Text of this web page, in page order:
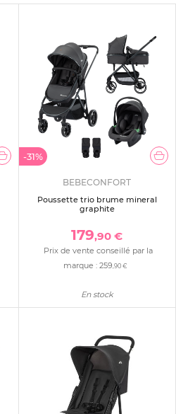
-31%
BEBECONFORT
Poussette trio brume mineral
graphite
179,90 €
Prix de vente conseillé par la
marque :259,90 €
En stock